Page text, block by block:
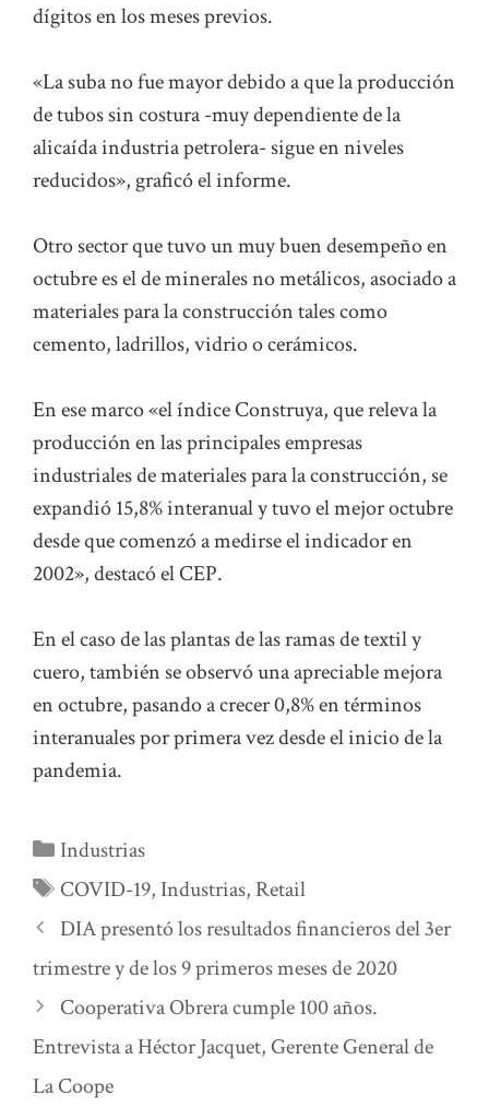
dígitos en los meses previos.
«La suba no fue mayor debido a que la producción
de tubos sin costura -muy dependiente de la
alicaída industria petrolera- sigue en niveles
reducidos», graficó el informe.
Otro sector que tuvo un muy buen desempeño en
octubre es el de minerales no metálicos, asociado a
materiales para la construcción tales como
cemento, ladrillos, vidrio o cerámicos.
En ese marco «el índice Construya, que releva la
producción en las principales empresas
industriales de materiales para la construcción, se
expandió 15,8% interanual y tuvo el mejor octubre
desde que comenzó a medirse el indicador en
2002», destacó el CEP.
En el caso de las plantas de las ramas de textil y
cuero, también se observó una apreciable mejora
en octubre, pasando a crecer 0,8% en términos
interanuales por primera vez desde el inicio de la
pandemia.
Categorías
Industrias
Etiquetas
COVID-19, Industrias, Retail
DIA presentó los resultados financieros del 3er
trimestre y de los 9 primeros meses de 2020
Cooperativa Obrera cumple 100 años.
Entrevista a Héctor Jacquet, Gerente General de
La Coope